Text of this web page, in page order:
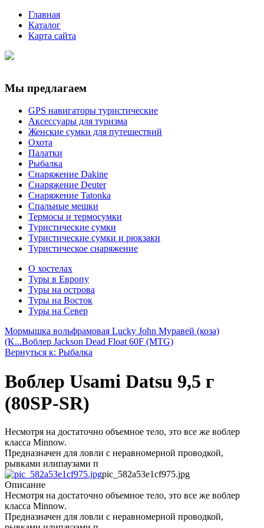
Главная
Каталог
Карта сайта
Мы предлагаем
GPS навигаторы туристические
Аксессуары для туризма
Женские сумки для путешествий
Охота
Палатки
Рыбалка
Снаряжение Dakine
Снаряжение Deuter
Снаряжение Tatonka
Спальные мешки
Термосы и термосумки
Туристические сумки
Туристические сумки и рюкзаки
Туристическое снаряжение
О хостелах
Туры в Европу
Туры на острова
Туры на Восток
Туры на Север
Мормышка вольфрамовая Lucky John Муравей (коза)
(K...Воблер Jackson Dead Float 60F (MTG)
Вернуться к: Рыбалка
Воблер Usami Datsu 9,5 г
(80SP-SR)
Несмотря на достаточно объемное тело, это все же воблер
класса Minnow.
Предназначен для ловли с неравномерной проводкой,
рывками илипаузами п
pic_582a53e1cf975.jpg
Описание
Несмотря на достаточно объемное тело, это все же воблер
класса Minnow.
Предназначен для ловли с неравномерной проводкой,